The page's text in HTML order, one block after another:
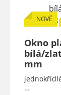
NOVÉ
Okno
bílá/
mm
…